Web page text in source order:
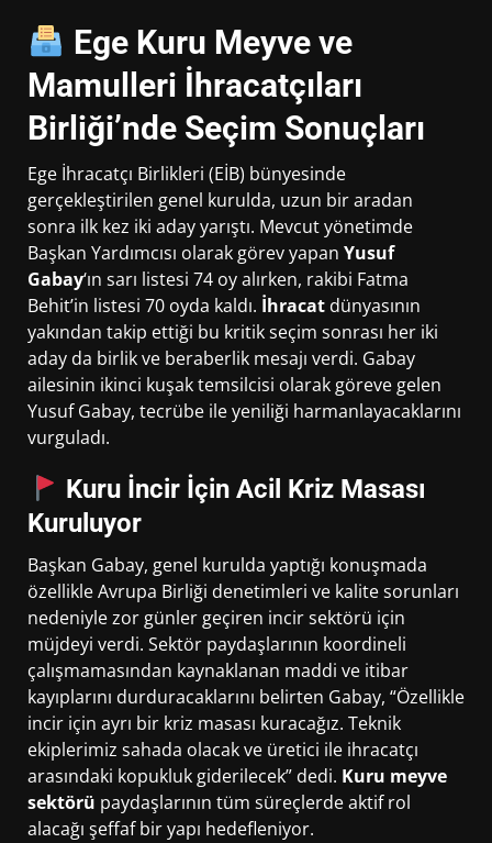
Ege Kuru Meyve ve
Mamulleri İhracatçıları
Birliği’nde Seçim Sonuçları
Ege İhracatçı Birlikleri (EİB) bünyesinde
gerçekleştirilen genel kurulda, uzun bir aradan
sonra ilk kez iki aday yarıştı. Mevcut yönetimde
Başkan Yardımcısı olarak görev yapan Yusuf
Gabay‘ın sarı listesi 74 oy alırken, rakibi Fatma
Behit’in listesi 70 oyda kaldı. İhracat dünyasının
yakından takip ettiği bu kritik seçim sonrası her iki
aday da birlik ve beraberlik mesajı verdi. Gabay
ailesinin ikinci kuşak temsilcisi olarak göreve gelen
Yusuf Gabay, tecrübe ile yeniliği harmanlayacaklarını
vurguladı.
Kuru İncir İçin Acil Kriz Masası
Kuruluyor
Başkan Gabay, genel kurulda yaptığı konuşmada
özellikle Avrupa Birliği denetimleri ve kalite sorunları
nedeniyle zor günler geçiren incir sektörü için
müjdeyi verdi. Sektör paydaşlarının koordineli
çalışmamasından kaynaklanan maddi ve itibar
kayıplarını durduracaklarını belirten Gabay, “Özellikle
incir için ayrı bir kriz masası kuracağız. Teknik
ekiplerimiz sahada olacak ve üretici ile ihracatçı
arasındaki kopukluk giderilecek” dedi. Kuru meyve
sektörü paydaşlarının tüm süreçlerde aktif rol
alacağı şeffaf bir yapı hedefleniyor.